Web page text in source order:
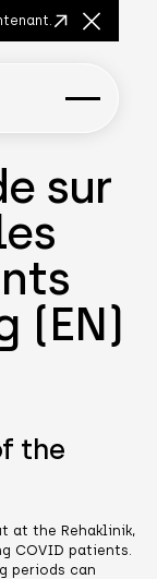
Fermer
sur
(EN)
the
at the Rehaklinik,
COVID patients.
periods can